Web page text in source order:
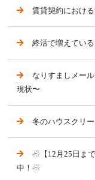
賃貸契約におけ
終活で増えてい
なりすましメー
現状〜
冬のハウスクリ
☃【12月25日ま
中！☃